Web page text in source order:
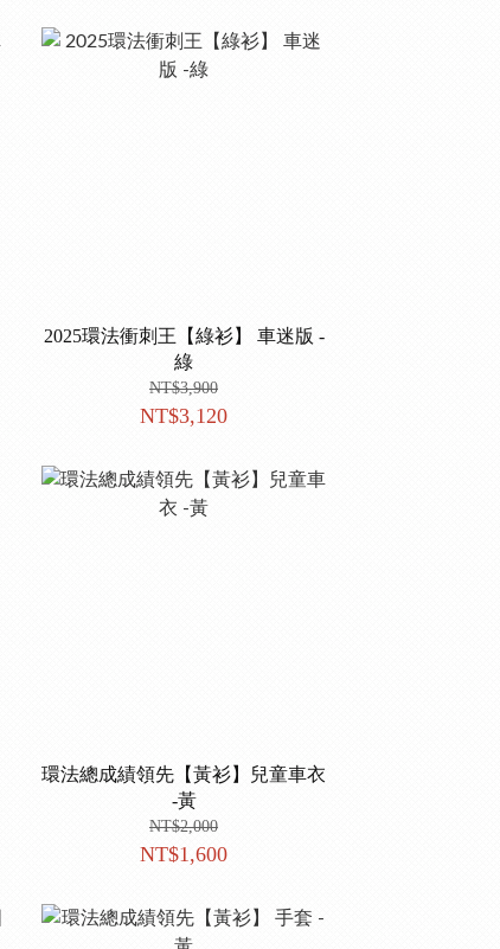
2025環法衝刺王【綠衫】 車迷版 -
綠
NT$3,900
NT$3,120
環法總成績領先【黃衫】兒童車衣
-黃
NT$2,000
NT$1,600